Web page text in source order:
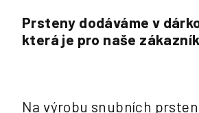
Prsteny dodáváme v
která je pro naše
Na výrobu snubních